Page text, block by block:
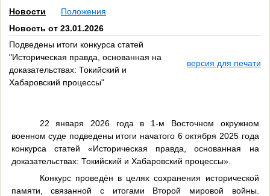
Новости
Положения
Новость от 23.01.2026
Подведены итоги конкурса статей
"Историческая правда, основанная на
доказательствах: Токийский и
Хабаровский процессы"
версия для печати
22 января 2026 года в 1-м Восточном окружном
военном суде подведены итоги начатого 6 октября 2025 года
конкурса статей «Историческая правда, основанная на
доказательствах: Токийский и Хабаровский процессы».
Конкурс проведён в целях сохранения исторической
памяти, связанной с итогами Второй мировой войны.